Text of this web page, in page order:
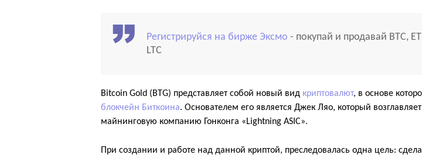
Регистрируйся на бирже Эксмо - покупай и продавай BTC,
LTC
Bitcoin Gold (BTG) представляет собой новый вид криптовалют, в основе
блокчейн Биткоина. Основателем его является Джек Ляо, который
майнинговую компанию Гонконга «Lightning ASIC».
При создании и работе над данной криптой, преследовалась одна цель: